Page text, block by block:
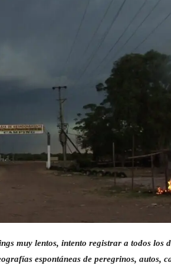
muy lentos, intento registrar a todos los
espontáneas de peregrinos, autos,